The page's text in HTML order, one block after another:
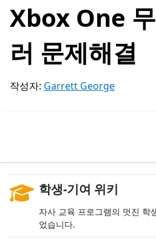
Xbox One
러 문제해결
작성자: Garrett George
학생-기여 위키
자사 교육 프로그램의 멋진 학
었습니다.